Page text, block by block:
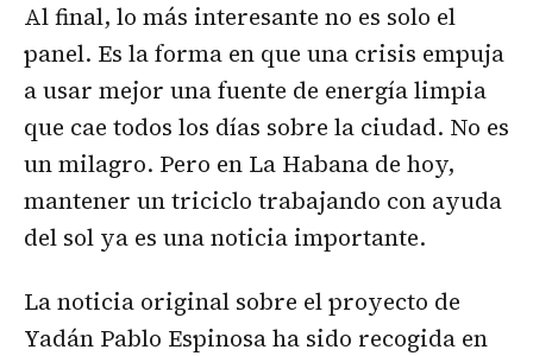
Al final, lo más interesante no es solo el
panel. Es la forma en que una crisis empuja
a usar mejor una fuente de energía limpia
que cae todos los días sobre la ciudad. No es
un milagro. Pero en La Habana de hoy,
mantener un triciclo trabajando con ayuda
del sol ya es una noticia importante.
La noticia original sobre el proyecto de
Yadán Pablo Espinosa ha sido recogida en